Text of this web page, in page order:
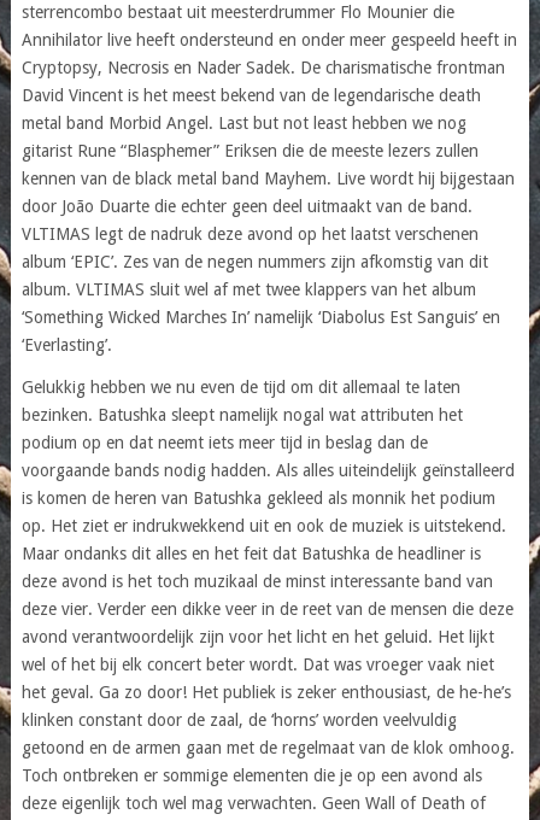
sterrencombo bestaat uit meesterdrummer Flo Mounier die
Annihilator live heeft ondersteund en onder meer gespeeld heeft in
Cryptopsy, Necrosis en Nader Sadek. De charismatische frontman
David Vincent is het meest bekend van de legendarische death
metal band Morbid Angel. Last but not least hebben we nog
gitarist Rune “Blasphemer” Eriksen die de meeste lezers zullen
kennen van de black metal band Mayhem. Live wordt hij bijgestaan
door João Duarte die echter geen deel uitmaakt van de band.
VLTIMAS legt de nadruk deze avond op het laatst verschenen
album ‘EPIC’. Zes van de negen nummers zijn afkomstig van dit
album. VLTIMAS sluit wel af met twee klappers van het album
‘Something Wicked Marches In’ namelijk ‘Diabolus Est Sanguis’ en
‘Everlasting’.
Gelukkig hebben we nu even de tijd om dit allemaal te laten
bezinken. Batushka sleept namelijk nogal wat attributen het
podium op en dat neemt iets meer tijd in beslag dan de
voorgaande bands nodig hadden. Als alles uiteindelijk geïnstalleerd
is komen de heren van Batushka gekleed als monnik het podium
op. Het ziet er indrukwekkend uit en ook de muziek is uitstekend.
Maar ondanks dit alles en het feit dat Batushka de headliner is
deze avond is het toch muzikaal de minst interessante band van
deze vier. Verder een dikke veer in de reet van de mensen die deze
avond verantwoordelijk zijn voor het licht en het geluid. Het lijkt
wel of het bij elk concert beter wordt. Dat was vroeger vaak niet
het geval. Ga zo door! Het publiek is zeker enthousiast, de he-he’s
klinken constant door de zaal, de ‘horns’ worden veelvuldig
getoond en de armen gaan met de regelmaat van de klok omhoog.
Toch ontbreken er sommige elementen die je op een avond als
deze eigenlijk toch wel mag verwachten. Geen Wall of Death of